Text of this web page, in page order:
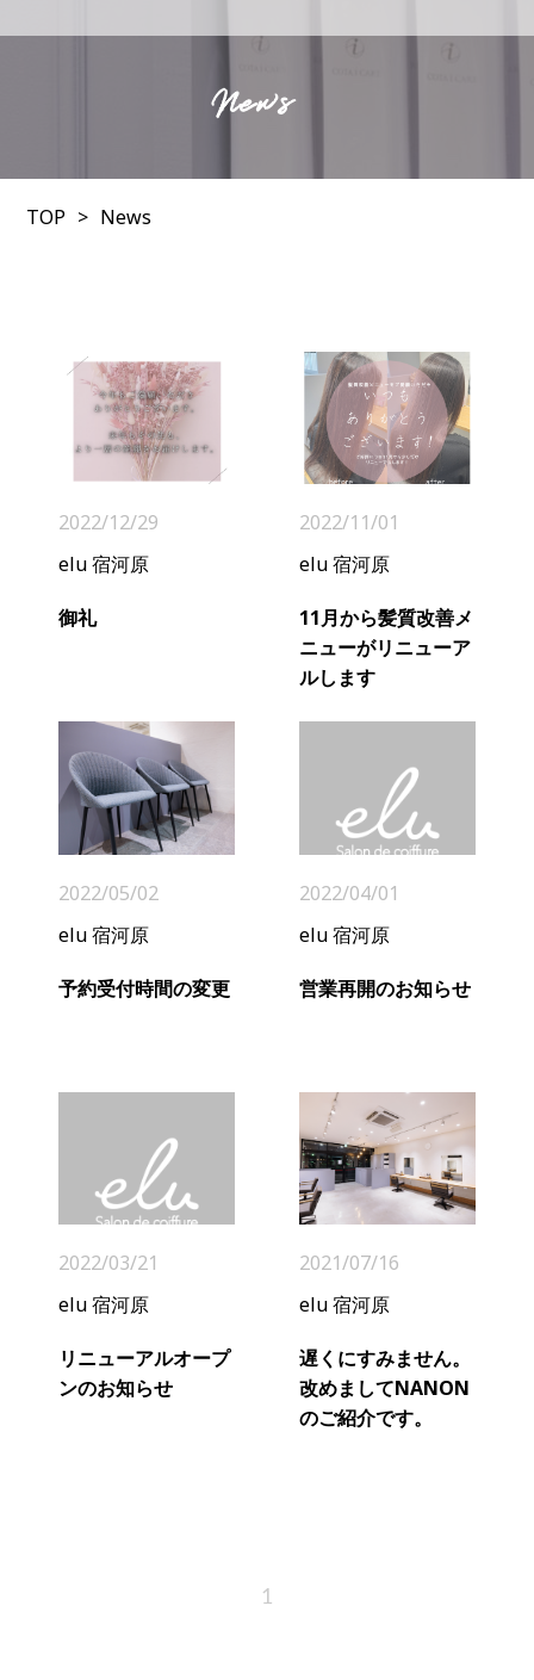
News
TOP News
2022/12/29
elu 宿河原
御礼
2022/11/01
elu 宿河原
11月から髪質改善メ
ニューがリニューア
ルします
2022/05/02
elu 宿河原
予約受付時間の変更
2022/04/01
elu 宿河原
営業再開のお知らせ
2022/03/21
elu 宿河原
リニューアルオープ
ンのお知らせ
2021/07/16
elu 宿河原
遅くにすみません。
改めましてNANON
のご紹介です。
1